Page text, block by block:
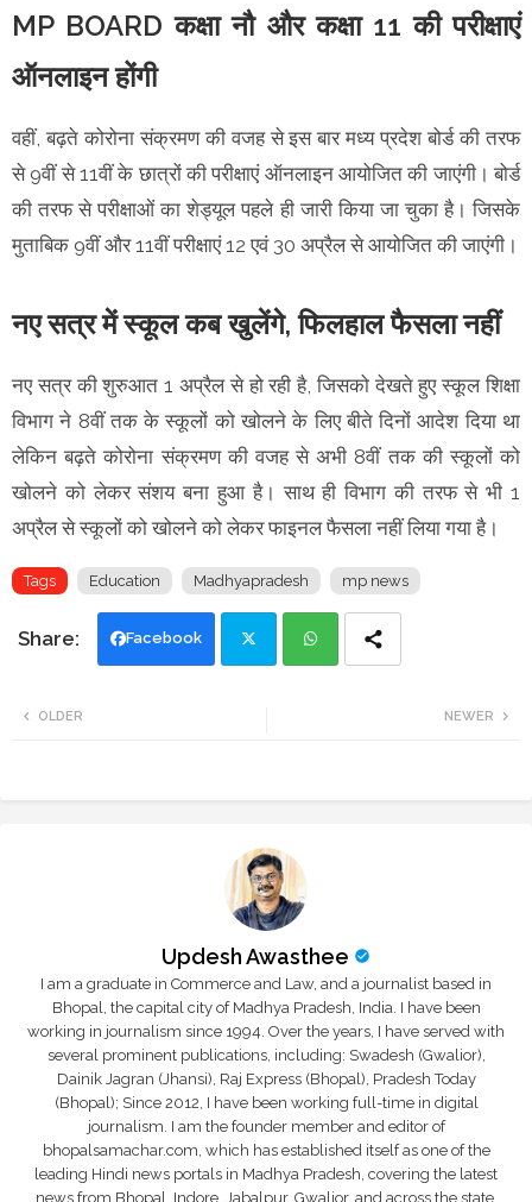
MP BOARD कक्षा नौ और कक्षा 11 की परीक्षाएं
ऑनलाइन होंगी
वहीं, बढ़ते कोरोना संक्रमण की वजह से इस बार मध्य प्रदेश बोर्ड की तरफ
से 9वीं से 11वीं के छात्रों की परीक्षाएं ऑनलाइन आयोजित की जाएंगी। बोर्ड
की तरफ से परीक्षाओं का शेड्यूल पहले ही जारी किया जा चुका है। जिसके
मुताबिक 9वीं और 11वीं परीक्षाएं 12 एवं 30 अप्रैल से आयोजित की जाएंगी।
नए सत्र में स्कूल कब खुलेंगे, फिलहाल फैसला नहीं
नए सत्र की शुरुआत 1 अप्रैल से हो रही है, जिसको देखते हुए स्कूल शिक्षा
विभाग ने 8वीं तक के स्कूलों को खोलने के लिए बीते दिनों आदेश दिया था
लेकिन बढ़ते कोरोना संक्रमण की वजह से अभी 8वीं तक की स्कूलों को
खोलने को लेकर संशय बना हुआ है। साथ ही विभाग की तरफ से भी 1
अप्रैल से स्कूलों को खोलने को लेकर फाइनल फैसला नहीं लिया गया है।
Tags Education Madhyapradesh mp news
Facebook
NEWER
OLDER
Updesh Awasthee
I am a graduate in Commerce and Law, and a journalist based in
Bhopal, the capital city of Madhya Pradesh, India. I have been
working in journalism since 1994. Over the years, I have served with
several prominent publications, including: Swadesh (Gwalior),
Dainik Jagran (Jhansi), Raj Express (Bhopal), Pradesh Today
(Bhopal); Since 2012, I have been working full-time in digital
journalism. I am the founder member and editor of
bhopalsamachar.com, which has established itself as one of the
leading Hindi news portals in Madhya Pradesh, covering the latest
news from Bhopal, Indore, Jabalpur, Gwalior, and across the state.